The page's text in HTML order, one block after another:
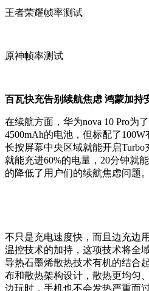
王者荣耀帧率测试
原神帧率测试
百瓦快充告别续航焦虑 鸿蒙加持
在续航方面，华为nova 10 Pro为
4500mAh的电池，但标配了
长按屏幕中央区域就能开启Turbo
就能充进60%的电量，20分钟就
的降低了用户们的续航焦虑问题。
不只是充电速度快，而且边充边
温控技术的加持，这项技术将全
导热石墨烯散热技术有机的结合
布和散热架构设计，散热更均匀
边玩时，手机也不会发热严重而